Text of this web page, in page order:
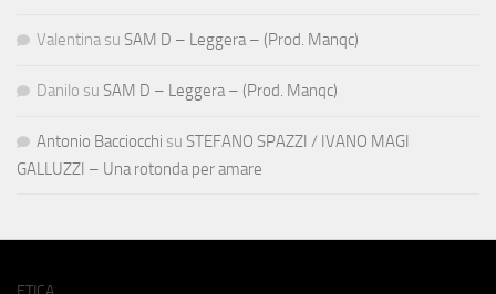
Valentina su SAM D – Leggera – (Prod. Manqc)
Danilo su SAM D – Leggera – (Prod. Manqc)
Antonio Bacciocchi su STEFANO SPAZZI / IVANO MAGI
GALLUZZI – Una rotonda per amare